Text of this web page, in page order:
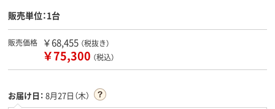
販売単位：1台
販売価格 ￥68,455 （税抜き）
￥75,300 （税込）
お届け日： 8月27日（木）